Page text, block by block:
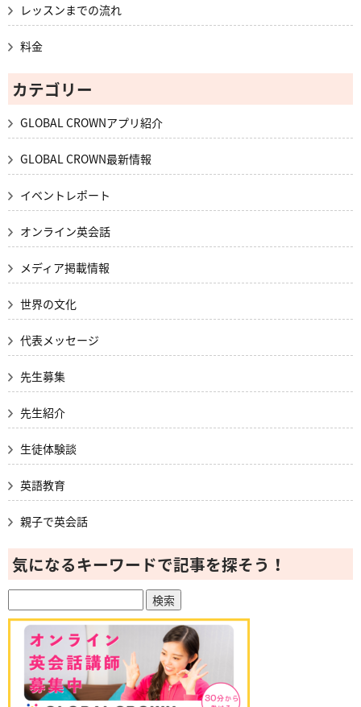
レッスンまでの流れ
料金
カテゴリー
GLOBAL CROWNアプリ紹介
GLOBAL CROWN最新情報
イベントレポート
オンライン英会話
メディア掲載情報
世界の文化
代表メッセージ
先生募集
先生紹介
生徒体験談
英語教育
親子で英会話
気になるキーワードで記事を探そう！